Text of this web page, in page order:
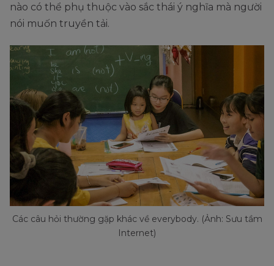
nào có thể phụ thuộc vào sắc thái ý nghĩa mà người
nói muốn truyền tải.
Các câu hỏi thường gặp khác về everybody. (Ảnh: Sưu tầm
Internet)